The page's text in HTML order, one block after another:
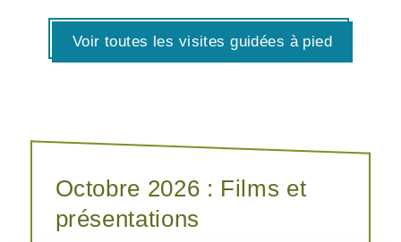
Voir toutes les visites guidées à pied
Octobre 2026 : Films et
présentations